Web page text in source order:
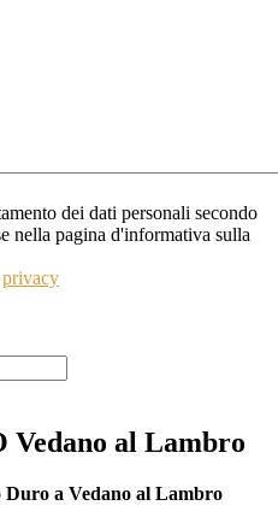
dei dati personali secondo
nella pagina d'informativa sulla
privacy
al Lambro
Duro a Vedano al Lambro